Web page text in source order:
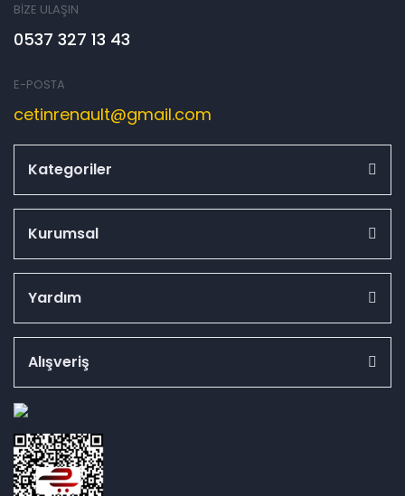
BİZE ULAŞIN
0537 327 13 43
E-POSTA
cetinrenault@gmail.com
Kategoriler
Kurumsal
Yardım
Alışveriş